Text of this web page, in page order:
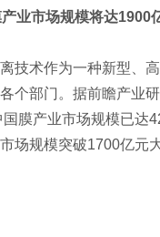
市场规模将达1900
术作为一种新型、高
个部门。据前瞻产业
国膜产业市场规模已达
场规模突破1700亿元